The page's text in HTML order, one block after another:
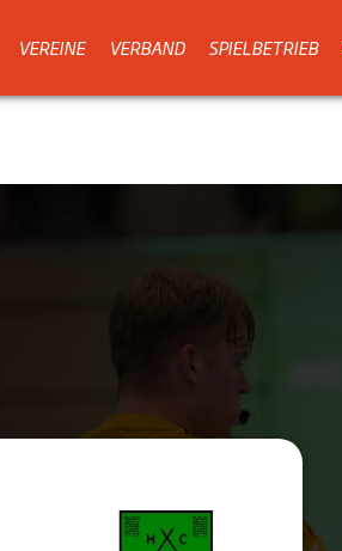
VEREINE VERBAND SPIELBETRIEB